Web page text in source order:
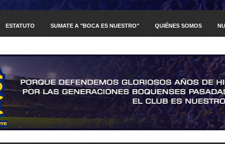
ESTATUTO SUMATE A "BOCA ES NUESTRO" QUIÉNES SOMOS